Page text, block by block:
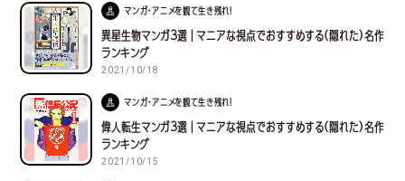
マンガ・アニメを観て生き残れ！
異星生物マンガ３選｜マニアな視点でおすすめする(隠れた)名作
ランキング
2021/10/18
マンガ・アニメを観て生き残れ！
偉人転生マンガ３選｜マニアな視点でおすすめする(隠れた)名作
ランキング
2021/10/15